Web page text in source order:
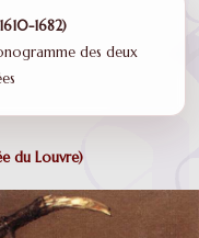
1682)
des deux
du Louvre)